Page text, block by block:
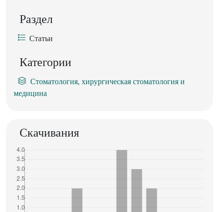
Раздел
Статьи
Категории
Стоматология, хирургическая стоматология и
медицина
Скачивания